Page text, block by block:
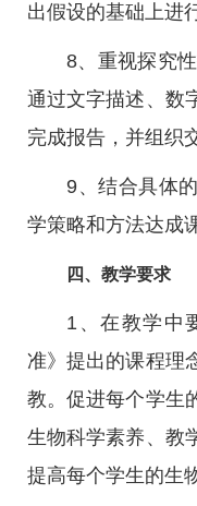
出假设的基础上进
8、重视探究
通过文字描述、数
完成报告，并组织
9、结合具体
学策略和方法达成
四、教学要求
1、在教学中
准》提出的课程理
教。促进每个学生
生物科学素养、教
提高每个学生的生